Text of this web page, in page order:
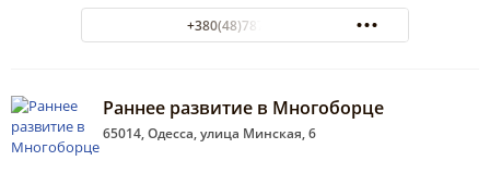
+380(48)787-42-00
Раннее развитие в Многоборце
65014, Одесса, улица Минская, 6